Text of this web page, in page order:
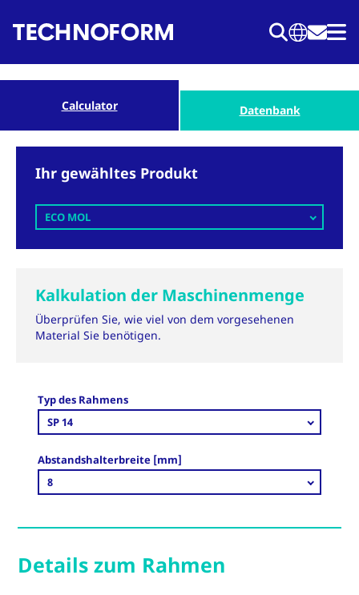
zum
Calculator Datenbank
Ihr gewähltes Produkt
ECO MOL
Kalkulation der Maschinenmenge
Überprüfen Sie, wie viel von dem vorgesehenen
Material Sie benötigen.
Typ des Rahmens
SP 14
Abstandshalterbreite [mm]
8
Details zum Rahmen